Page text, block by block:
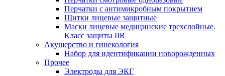
Перчатки с антимикробным покрытием
Щитки лицевые защитные
Маски лицевые медицинские трехслойные.
Класс защиты IIR
Акушерство и гинекология
Набор для идентификации новорожденных
Прочее
Электроды для ЭКГ